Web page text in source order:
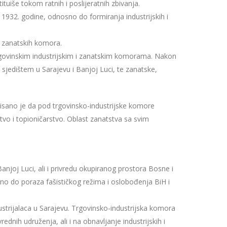
tokom ratnih i poslijeratnih zbivanja.
godine, odnosno do formiranja industrijskih i
komora.
industrijskim i zanatskim komorama. Nakon
u Sarajevu i Banjoj Luci, te zanatske,
je da pod trgovinsko-industrijske komore
i topioničarstvo. Oblast zanatstva sa svim
Luci, ali i privredu okupiranog prostora Bosne i
do poraza fašističkog režima i oslobođenja BiH i
u Sarajevu. Trgovinsko-industrijska komora
udruženja, ali i na obnavljanje industrijskih i